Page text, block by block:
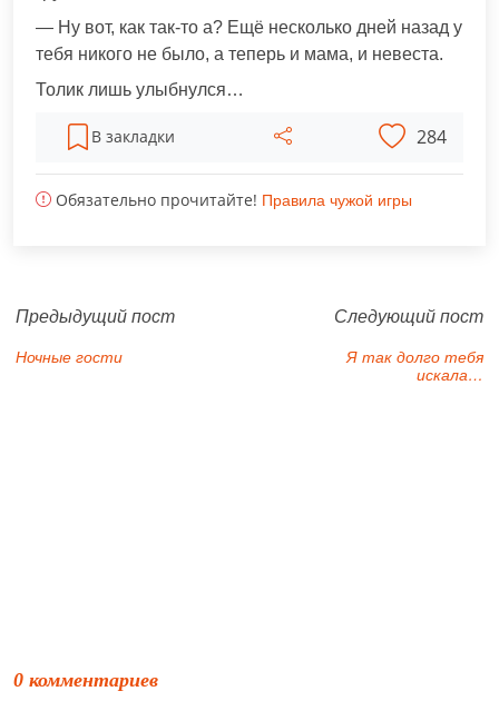
— Ну вот, как так-то а? Ещё несколько дней назад у
тебя никого не было, а теперь и мама, и невеста.
Толик лишь улыбнулся…
В закладки 284
Обязательно прочитайте! Правила чужой игры
Предыдущий пост
Ночные гости
Следующий пост
Я так долго тебя
искала…
0 комментариев